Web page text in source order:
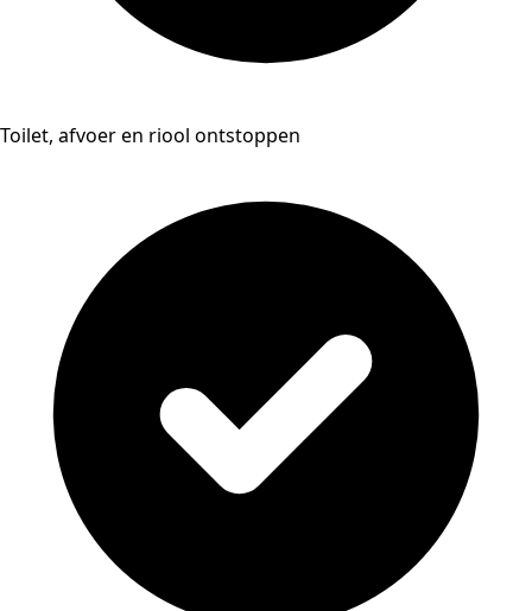
Toilet, afvoer en riool ontstoppen